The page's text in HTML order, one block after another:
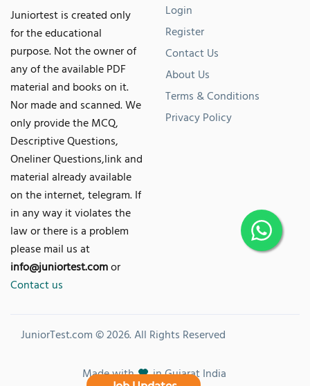
Juniortest is created only
for the educational
purpose. Not the owner of
any of the available PDF
material and books on it.
Nor made and scanned. We
only provide the MCQ,
Descriptive Questions,
Oneliner Questions,link and
material already available
on the internet, telegram. If
in any way it violates the
law or there is a problem
please mail us at
info@juniortest.comor
Contact us
Login
Register
Contact Us
About Us
Terms & Conditions
Privacy Policy
JuniorTest.com © 2026. All Rights Reserved
Made with in Gujarat India